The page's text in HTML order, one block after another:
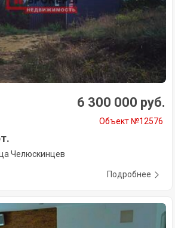
6 300 000 руб.
Объект №12576
Челюскинцев
Подробнее